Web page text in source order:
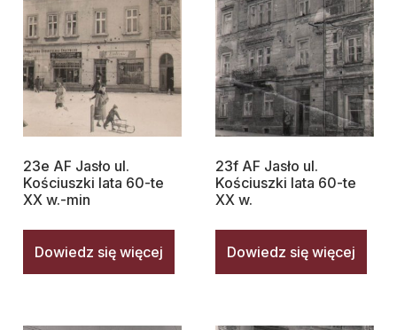
23e AF Jasło ul.
Kościuszki lata 60-te
XX w.-min
Dowiedz się więcej
23f AF Jasło ul.
Kościuszki lata 60-te
XX w.
Dowiedz się więcej